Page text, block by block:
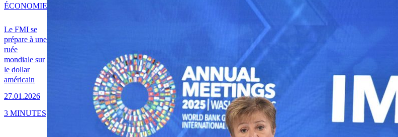
Le FMI se
prépare à une
ruée
mondiale sur
le dollar
américain
27.01.2026
ÉCONOMIE
3 MINUTES